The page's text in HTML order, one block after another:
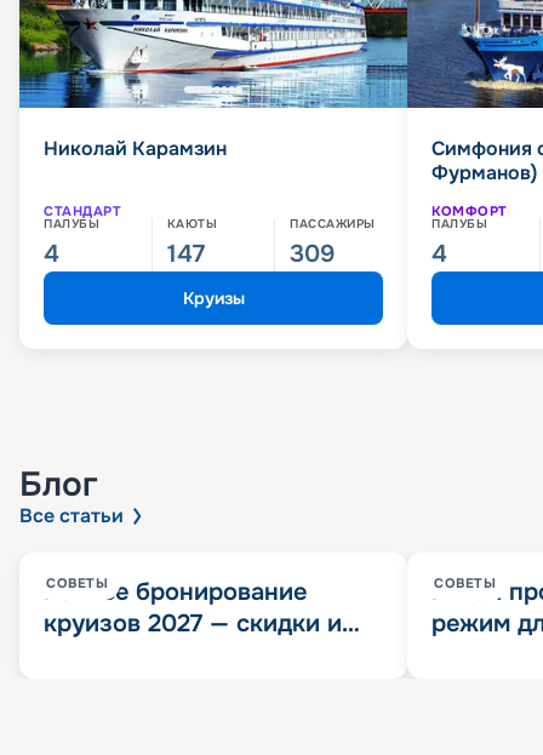
Николай Карамзин
СТАНДАРТ
ПАЛУБЫ
4
КАЮТЫ
147
ПАССАЖИРЫ
309
Круизы
Симфония
Фурманов)
КОМФОРТ
ПАЛУБЫ
4
Блог
Все статьи
СОВЕТЫ
Раннее бронирование
круизов 2027 — скидки и
СОВЕТЫ
Китай
режим